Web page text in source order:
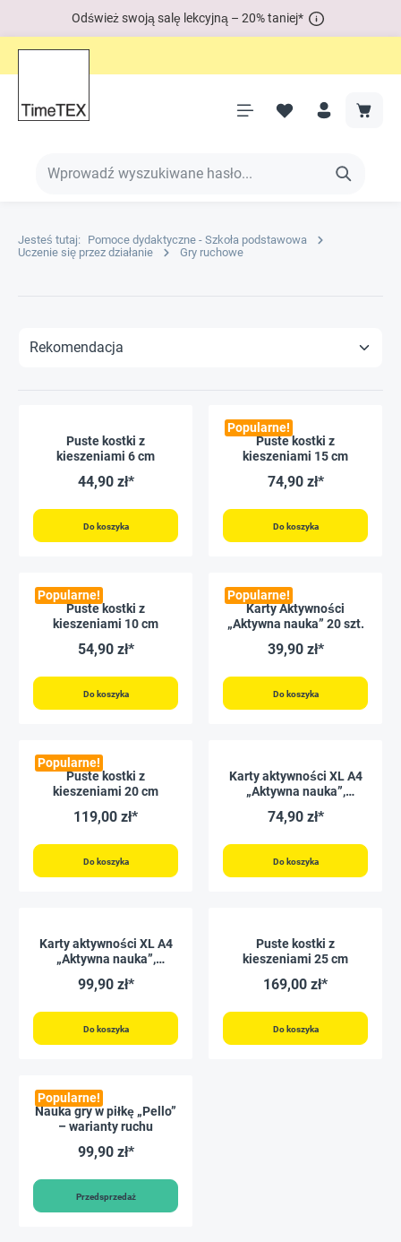
Odśwież swoją salę lekcyjną – 20% taniej*
Jesteś tutaj: Pomoce dydaktyczne - Szkoła podstawowa
Uczenie się przez działanie
Gry ruchowe
Puste kostki z
kieszeniami 6 cm
44,90 zł*
Do koszyka
Popularne!
Puste kostki z
kieszeniami 15 cm
74,90 zł*
Do koszyka
Popularne!
Puste kostki z
kieszeniami 10 cm
54,90 zł*
Do koszyka
Popularne!
Karty Aktywności
„Aktywna nauka” 20 szt.
39,90 zł*
Do koszyka
Popularne!
Puste kostki z
kieszeniami 20 cm
119,00 zł*
Do koszyka
Karty aktywności XL A4
„Aktywna nauka”,
74,90 zł*
Do koszyka
Karty aktywności XL A4
„Aktywna nauka”,
26 szt.
99,90 zł*
Do koszyka
Puste kostki z
kieszeniami 25 cm
169,00 zł*
Do koszyka
Popularne!
Nauka gry w piłkę „Pello”
– warianty ruchu
99,90 zł*
Przedsprzedaż